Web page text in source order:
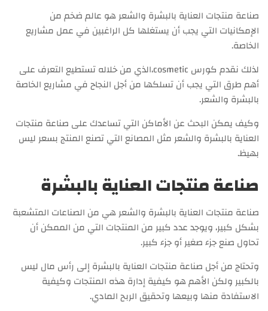
صناعة منتجات العناية بالبشرة والشعر هو عالم ضخم من
الإمكانيات التي يجب أن يستغلها كل الراغبين في عمل مشاريع
الخاصة.
لذلك نقدم كورس cosmetic،الذي من خلاله تستطيع التعرف على
أهم طرق التي يجب أن تسلكها من أجل النجاح في مشاريع الخاصة
بالبشرة والشعر.
وكيف يمكن البحث عن الأماكن التي تساعدك على صناعة منتجات
العناية بالبشرة والشعر مثل المصانع التي تصنع المنتج بسعر ليس
بهيظ.
صناعة منتجات العناية بالبشرة
صناعة منتجات العناية بالبشرة والشعر هي من الصناعات المتشعبة
بشكل كبير، ويوجد عدد كبير من المنتجات التي من الممكن أن
تحاول صنع جزء صغير أو جزء كبير.
وتحتاج من أجل صناعة منتجات العناية بالبشرة إلى رأس مال ليس
بالكبير ولكن الأهم هو كيفية إدارة هذه المنتجات وكيفية
الاستفادة منها وبيعها وتحقيق الربح المادي.